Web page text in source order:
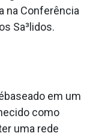
na Conferência
Sa³lidos.
em um
como
uma rede